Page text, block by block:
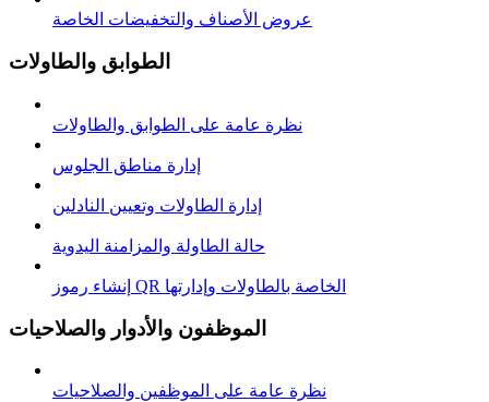
عروض الأصناف والتخفيضات الخاصة
الطوابق والطاولات
نظرة عامة على الطوابق والطاولات
إدارة مناطق الجلوس
إدارة الطاولات وتعيين النادلين
حالة الطاولة والمزامنة اليدوية
إنشاء رموز QR الخاصة بالطاولات وإدارتها
الموظفون والأدوار والصلاحيات
نظرة عامة على الموظفين والصلاحيات